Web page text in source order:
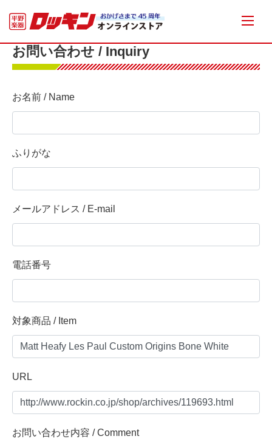
お問い合わせ / Inquiry
お名前 / Name
ふりがな
メールアドレス / E-mail
電話番号
対象商品 / Item
URL
お問い合わせ内容 / Comment